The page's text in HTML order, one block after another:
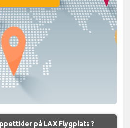
på LAX Flygplats ?